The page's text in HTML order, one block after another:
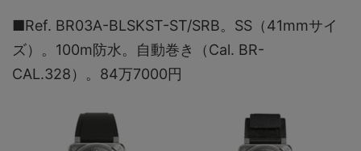
■Ref. BR03A-BLSKST-ST/SRB。SS（41mmサイ
ズ）。100m防水。自動巻き（Cal. BR-
CAL.328）。84万7000円